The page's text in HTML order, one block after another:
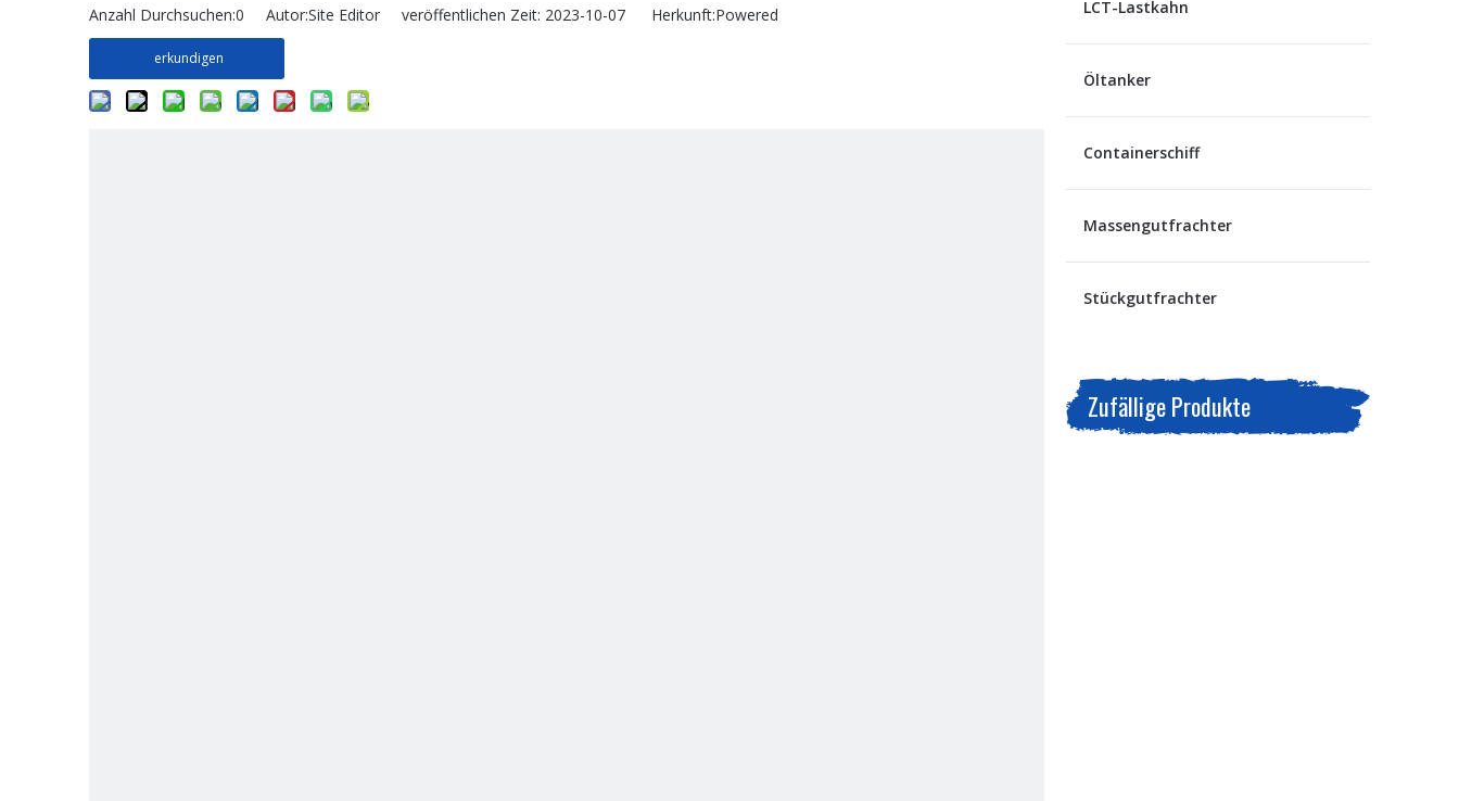
Anzahl Durchsuchen:0 Autor:Site Editor veröffentlichen Zeit: 2023-10-07 Herkunft:Powered
erkundigen
LCT-Lastkahn
Öltanker
Containerschiff
Massengutfrachter
Stückgutfrachter
Zufällige Produkte